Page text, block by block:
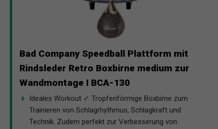
Bad Company Speedball Plattform mit
Rindsleder Retro Boxbirne medium zur
Wandmontage I BCA-130
Ideales Workout ✓ Tropfenförmige Boxbirne zum
Trainieren von Schlagrhythmus, Schlagkraft und
Technik. Zudem perfekt zur Verbesserung von